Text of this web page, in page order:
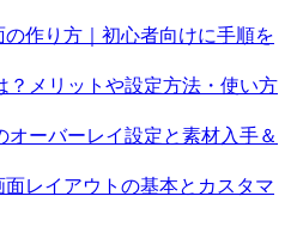
の作り方｜初心者向けに手順を
？メリットや設定方法・使い方
オーバーレイ設定と素材入手＆
面レイアウトの基本とカスタマ